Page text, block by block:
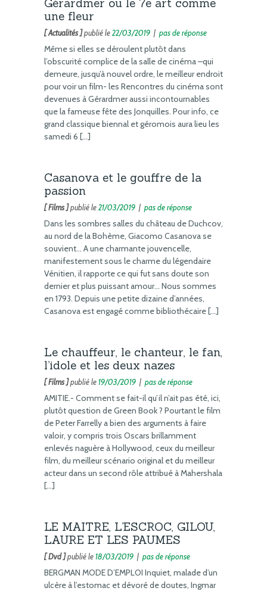
une fleur
[ Actualités ]publié le22/03/2019 | pas de réponse
Même si elles se déroulent plutôt dans
l’obscurité complice de la salle de cinéma –qui
demeure, jusqu’à nouvel ordre, le meilleur endroit
pour voir un film- les Rencontres du cinéma sont
devenues à Gérardmer aussi incontournables
que la fameuse fête des Jonquilles. Pour info, ce
grand classique biennal et géromois aura lieu les
samedi 6 […]
Casanova et le gouffre de la
passion
[ Films ]publié le21/03/2019 | pas de réponse
Dans les sombres salles du château de Duchcov,
au nord de la Bohème, Giacomo Casanova se
souvient… A une charmante jouvencelle,
manifestement sous le charme du légendaire
Vénitien, il rapporte ce qui fut sans doute son
dernier et plus puissant amour… Nous sommes
en 1793. Depuis une petite dizaine d’années,
Casanova est engagé comme bibliothécaire […]
Le chauffeur, le chanteur, le fan,
l’idole et les deux nazes
[ Films ]publié le19/03/2019 | pas de réponse
AMITIE.- Comment se fait-il qu’il n’ait pas été, ici,
plutôt question de Green Book ? Pourtant le film
de Peter Farrelly a bien des arguments à faire
valoir, y compris trois Oscars brillamment
enlevés naguère à Hollywood, ceux du meilleur
film, du meilleur scénario original et du meilleur
acteur dans un second rôle attribué à Mahershala
[…]
LE MAITRE, L’ESCROC, GILOU,
LAURE ET LES PAUMES
[ Dvd ]publié le18/03/2019 | pas de réponse
BERGMAN MODE D’EMPLOI Inquiet, malade d’un
ulcère à l’estomac et dévoré de doutes, Ingmar